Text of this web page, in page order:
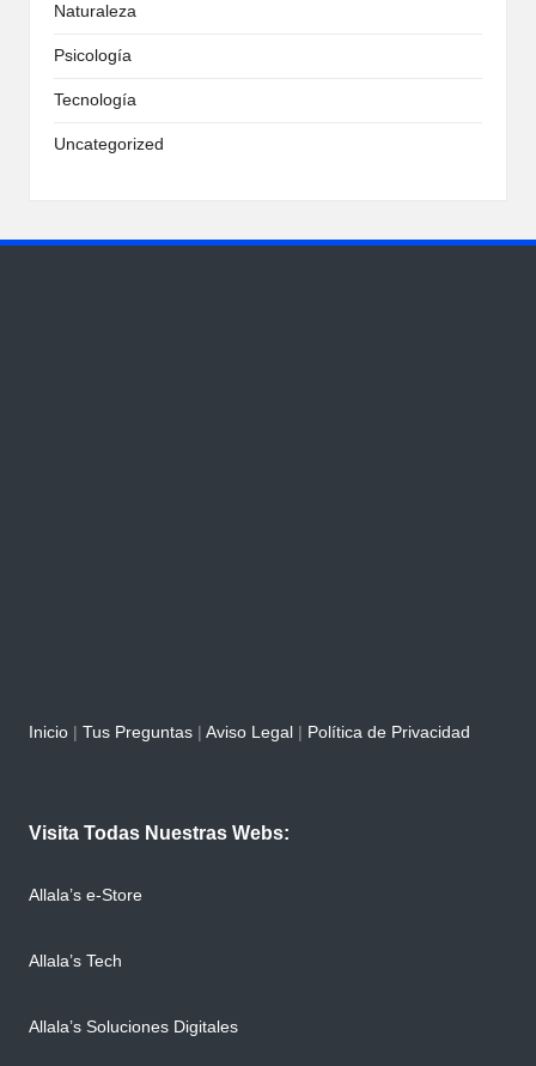
Naturaleza
Psicología
Tecnología
Uncategorized
Inicio Tus Preguntas Aviso Legal Política de Privacidad
Visita Todas Nuestras Webs:
Allala’s e-Store
Allala’s Tech
Allala’s Soluciones Digitales